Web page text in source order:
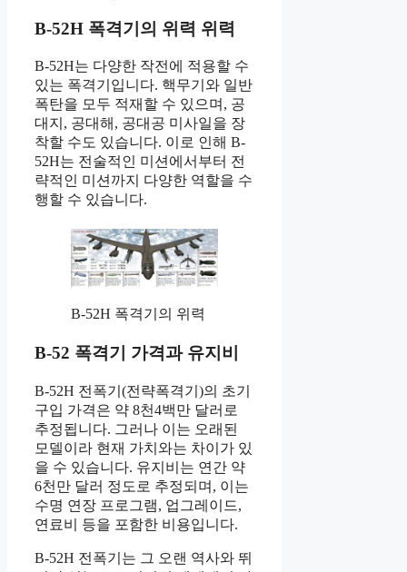
B-52H 폭격기의 위력 위력
B-52H는 다양한 작전에 적용할 수
있는 폭격기입니다. 핵무기와 일반
폭탄을 모두 적재할 수 있으며, 공
대지, 공대해, 공대공 미사일을 장
착할 수도 있습니다. 이로 인해 B-
52H는 전술적인 미션에서부터 전
략적인 미션까지 다양한 역할을 수
행할 수 있습니다.
B-52H 폭격기의 위력
B-52 폭격기 가격과 유지비
B-52H 전폭기(전략폭격기)의 초기
구입 가격은 약 8천4백만 달러로
추정됩니다. 그러나 이는 오래된
모델이라 현재 가치와는 차이가 있
을 수 있습니다. 유지비는 연간 약
6천만 달러 정도로 추정되며, 이는
수명 연장 프로그램, 업그레이드,
연료비 등을 포함한 비용입니다.
B-52H 전폭기는 그 오랜 역사와 뛰